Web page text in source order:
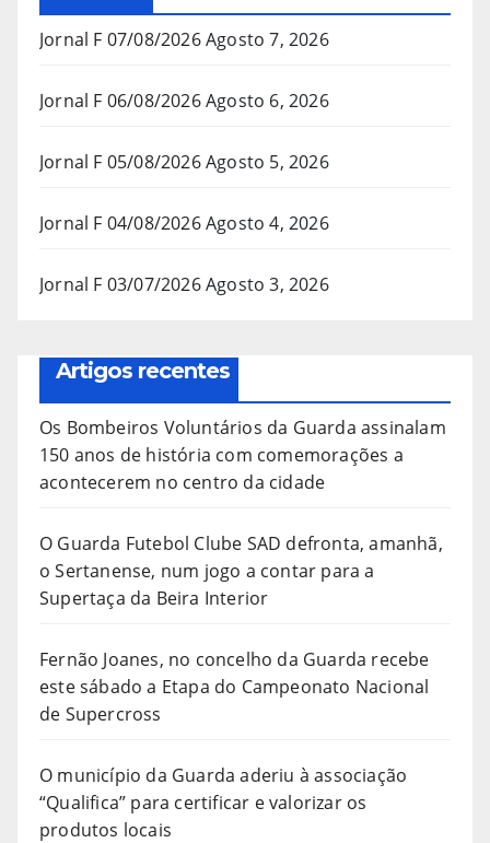
Jornal F 07/08/2026Agosto 7, 2026
Jornal F 06/08/2026Agosto 6, 2026
Jornal F 05/08/2026Agosto 5, 2026
Jornal F 04/08/2026Agosto 4, 2026
Jornal F 03/07/2026Agosto 3, 2026
Artigos recentes
Os Bombeiros Voluntários da Guarda assinalam
150 anos de história com comemorações a
acontecerem no centro da cidade
O Guarda Futebol Clube SAD defronta, amanhã,
o Sertanense, num jogo a contar para a
Supertaça da Beira Interior
Fernão Joanes, no concelho da Guarda recebe
este sábado a Etapa do Campeonato Nacional
de Supercross
O município da Guarda aderiu à associação
“Qualifica” para certificar e valorizar os
produtos locais